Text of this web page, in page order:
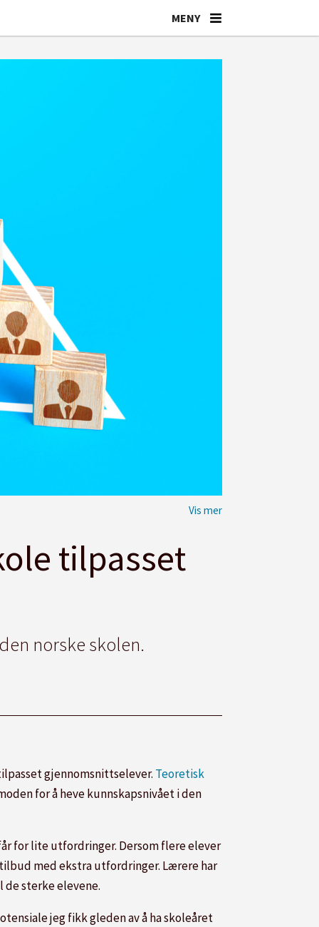
tilpasset
norske skolen.
gjennomsnittselever. Teoretisk
for å heve kunnskapsnivået i den
for lite utfordringer. Dersom flere elever
med ekstra utfordringer. Lærere har
sterke elevene.
jeg fikk gleden av å ha skoleåret